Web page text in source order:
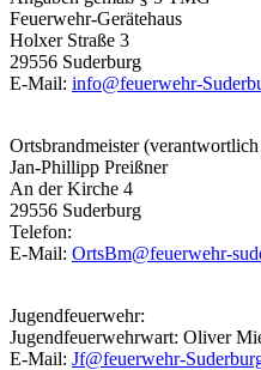
Feuerwehr-Gerätehaus
Holxer Straße 3
29556 Suderburg
E-Mail: info@feuerwehr-
Ortsbrandmeister
Jan-Phillipp Preißner
An der Kirche 4
29556 Suderburg
Telefon:
E-Mail: OrtsBm@feuerwehr-
Jugendfeuerwehr:
Jugendfeuerwehrwart: Oliver
E-Mail: Jf@feuerwehr-